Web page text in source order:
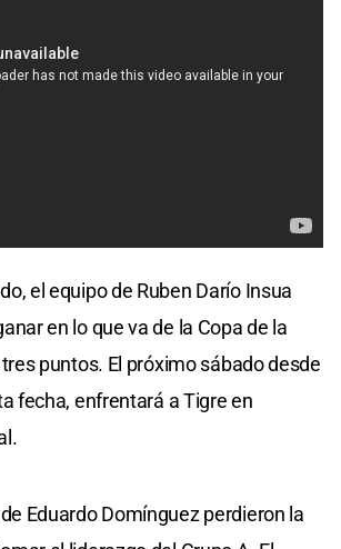
el equipo de Ruben Darío Insua
en lo que va de la Copa de la
puntos. El próximo sábado desde
fecha, enfrentará a Tigre en
Eduardo Domínguez perdieron la